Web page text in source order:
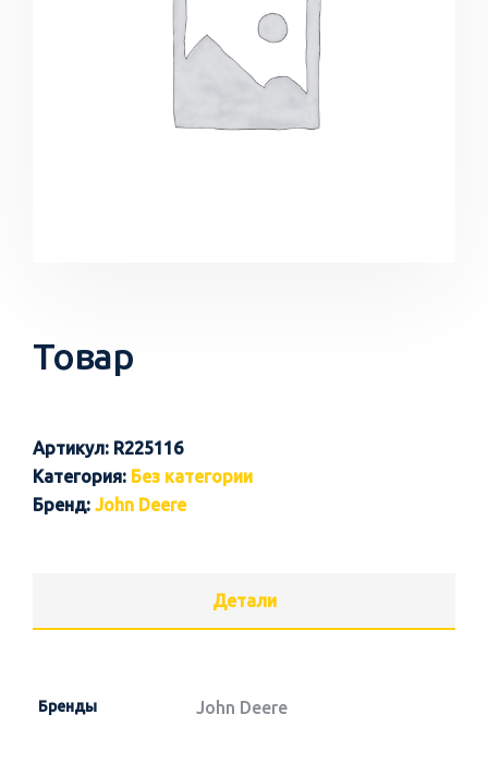
Товар
Артикул: R225116
Категория: Без категории
Бренд: John Deere
Детали
Бренды John Deere